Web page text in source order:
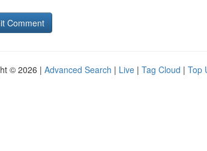
© 2026 | Advanced Search | Live | Tag Cloud | Top